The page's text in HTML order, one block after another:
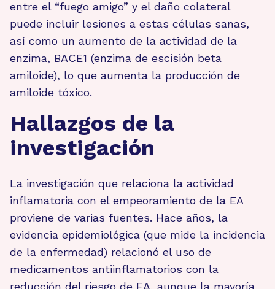
entre el “fuego amigo” y el daño colateral
puede incluir lesiones a estas células sanas,
así como un aumento de la actividad de la
enzima, BACE1 (enzima de escisión beta
amiloide), lo que aumenta la producción de
amiloide tóxico.
Hallazgos de la
investigación
La investigación que relaciona la actividad
inflamatoria con el empeoramiento de la EA
proviene de varias fuentes. Hace años, la
evidencia epidemiológica (que mide la incidencia
de la enfermedad) relacionó el uso de
medicamentos antiinflamatorios con la
reducción del riesgo de EA, aunque la mayoría